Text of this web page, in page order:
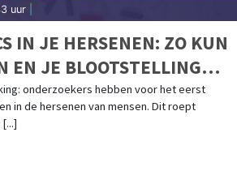
uur
IN JE HERSENEN: ZO KUN
EN JE BLOOTSTELLING
onderzoekers hebben voor het eerst
in de hersenen van mensen. Dit roept